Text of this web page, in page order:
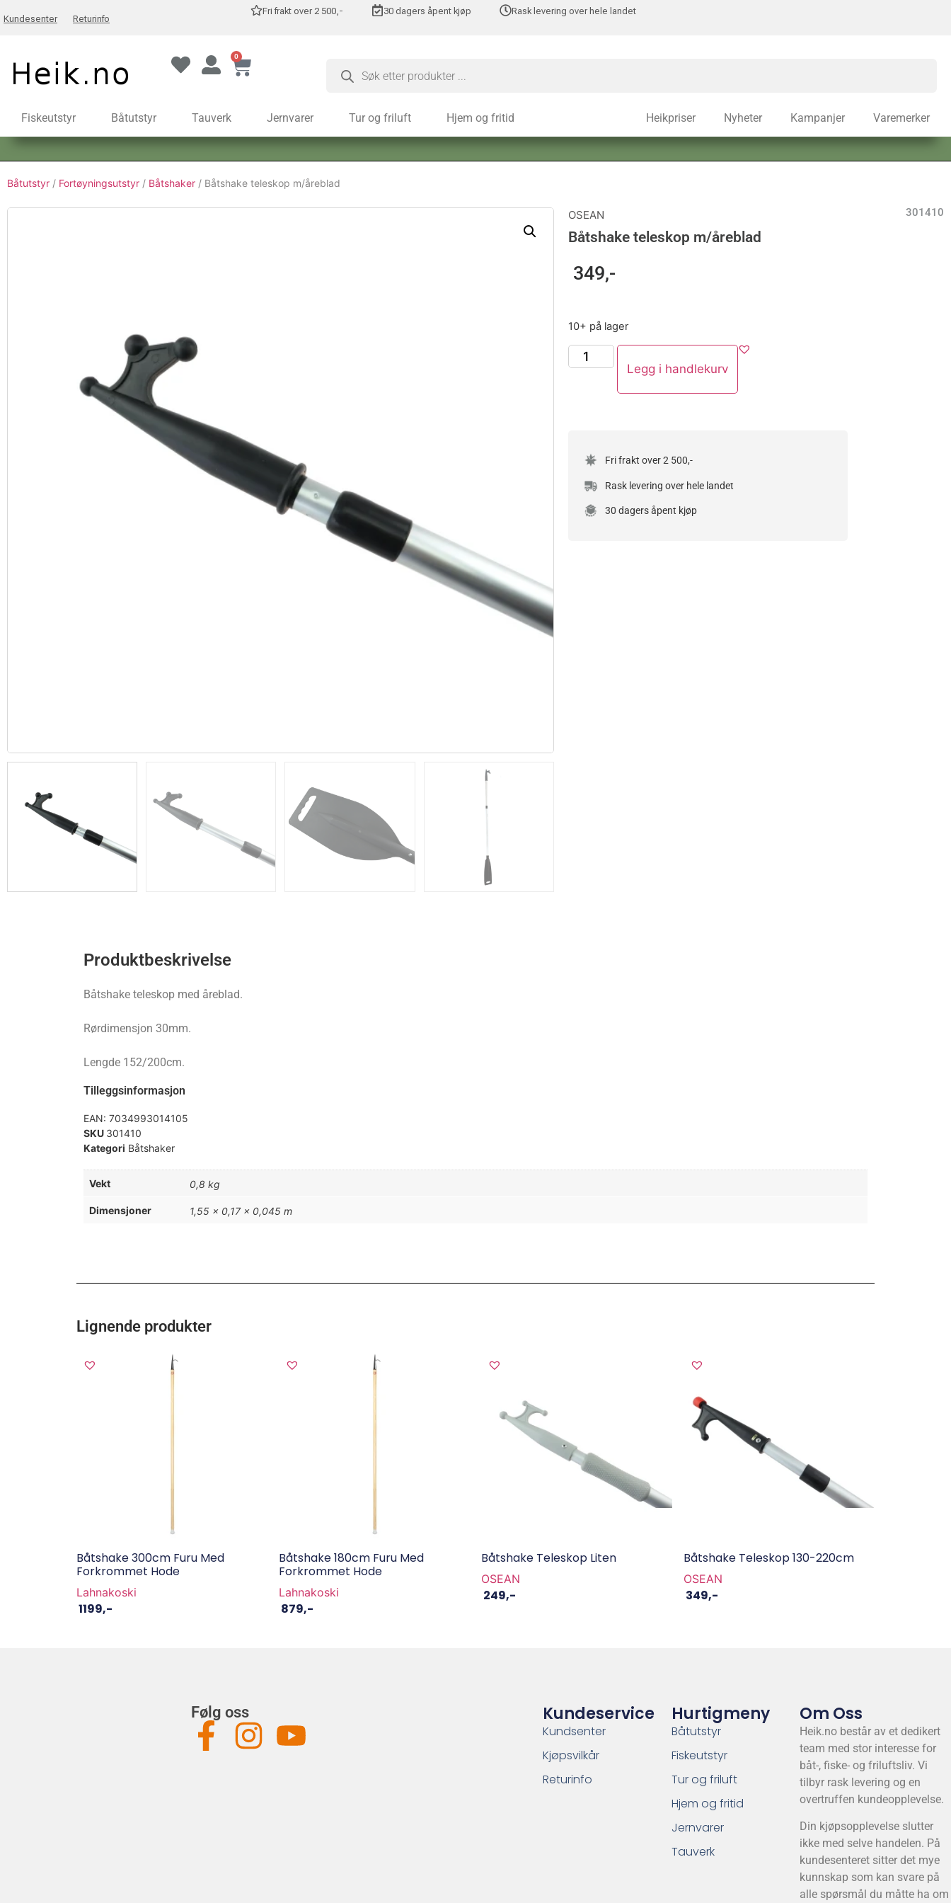
Kundesenter Returinfo
Fri frakt over 2 500,- 30 dagers åpent kjøp Rask levering over hele landet
0
Fiskeutstyr Båtutstyr Tauverk Jernvarer Tur og friluft Hjem og fritid Heikpriser Nyheter Kampanjer Varemerker
Båtutstyr / Fortøyningsutstyr / Båtshaker / Båtshake teleskop m/åreblad
OSEAN 301410
Båtshake teleskop m/åreblad
349,-
10+ på lager
Legg i handlekurv
Fri frakt over 2 500,-
Rask levering over hele landet
30 dagers åpent kjøp
Produktbeskrivelse
Båtshake teleskop med åreblad.
Rørdimensjon 30mm.
Lengde 152/200cm.
Tilleggsinformasjon
EAN: 7034993014105
SKU 301410
Kategori Båtshaker
Vekt 0,8 kg
Dimensjoner 1,55 × 0,17 × 0,045 m
Lignende produkter
Båtshake 300cm Furu Med
Forkrommet Hode
Lahnakoski
1199,-
Båtshake 180cm Furu Med
Forkrommet Hode
Lahnakoski
879,-
Båtshake Teleskop Liten
OSEAN
249,-
Båtshake Teleskop 130-220cm
OSEAN
349,-
Følg oss Kundeservice
Kundsenter
Kjøpsvilkår
Returinfo
Hurtigmeny
Båtutstyr
Fiskeutstyr
Tur og friluft
Hjem og fritid
Jernvarer
Tauverk
Om Oss
Heik.no består av et dedikert
team med stor interesse for
båt-, fiske- og friluftsliv. Vi
tilbyr rask levering og en
overtruffen kundeopplevelse.
Din kjøpsopplevelse slutter
ikke med selve handelen. På
kundesenteret sitter det mye
kunnskap som kan svare på
alle spørsmål du måtte ha om